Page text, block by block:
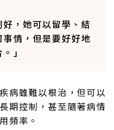
好，她可以留學、結
情，但是要好好地
」
病雖難以根治，但可以
期控制，甚至隨著病情
頻率。